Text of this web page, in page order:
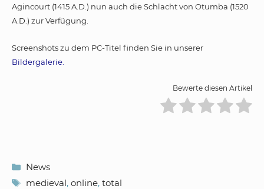
Agincourt (1415 A.D.) nun auch die Schlacht von Otumba (1520
A.D.) zur Verfügung.
Screenshots zu dem PC-Titel finden Sie in unserer
Bildergalerie
Bewerte diesen Artikel
Kategorien
News
Schlagwörter
medieval, online, total